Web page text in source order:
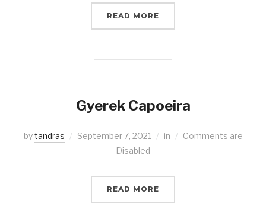
READ MORE
Gyerek Capoeira
bytandras September 7, 2021 in
Comments are
Disabled
READ MORE